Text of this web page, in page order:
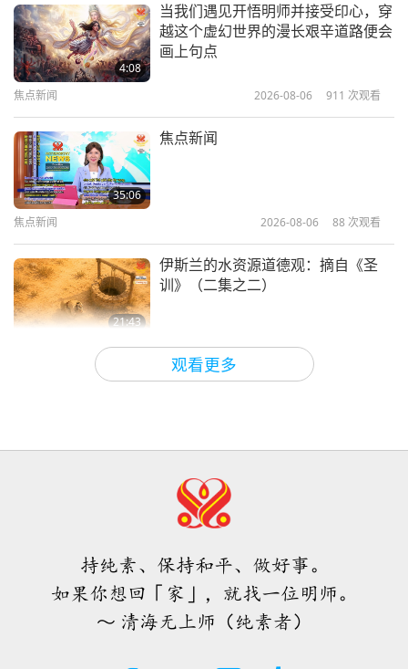
动荡的水域：墨西哥湾流的气候变迁
脆弱度
观看更多
4:08
当我们遇见开悟明师并接受印心，穿
越这个虚幻世界的漫长艰辛道路便会
画上句点
焦点新闻 2026-08-06 911 次观看
35:06
焦点新闻
焦点新闻 2026-08-06 88 次观看
21:43
伊斯兰的水资源道德观：摘自《圣
训》（二集之二）
2026-08-06
19:47
38:45
师父内边的和平会谈（二集之一）
师徒之间 2026-08-06 1158
持纯素、保持和平、做好事。
如果你想回「家」，就找一位明师。
～ 清海无上师（纯素者）